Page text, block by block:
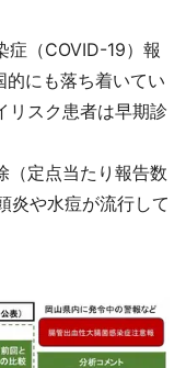
（COVID-19）報
的にも落ち着いてい
リスク患者は早期診
定点当たり報告数
炎や水痘が流行して